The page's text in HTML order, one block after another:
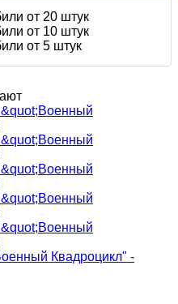
от 20 штук
от 10 штук
от 5 штук
Квадроцикл" -